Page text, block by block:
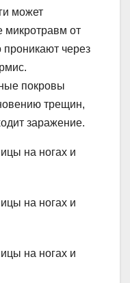
может
микротравм от
через
покровы
трещин,
заражение.